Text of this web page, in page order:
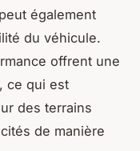
également
du véhicule.
offrent une
ce qui est
des terrains
de manière